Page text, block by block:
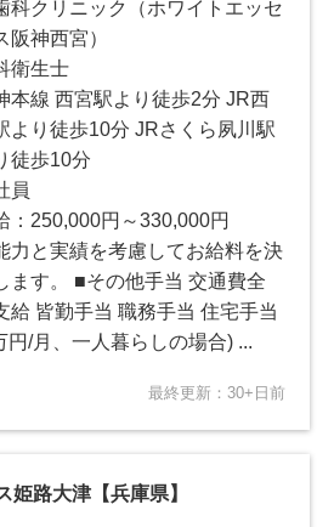
科クリニック（ホワイトエッセ
阪神西宮）
衛生士
本線 西宮駅より徒歩2分 JR西
より徒歩10分 JRさくら夙川駅
徒歩10分
員
：250,000円～330,000円
力と実績を考慮してお給料を決
ます。 ■その他手当 交通費全
給 皆勤手当 職務手当 住宅手当
円/月、一人暮らしの場合) ...
最終更新：30+日前
姫路大津【兵庫県】